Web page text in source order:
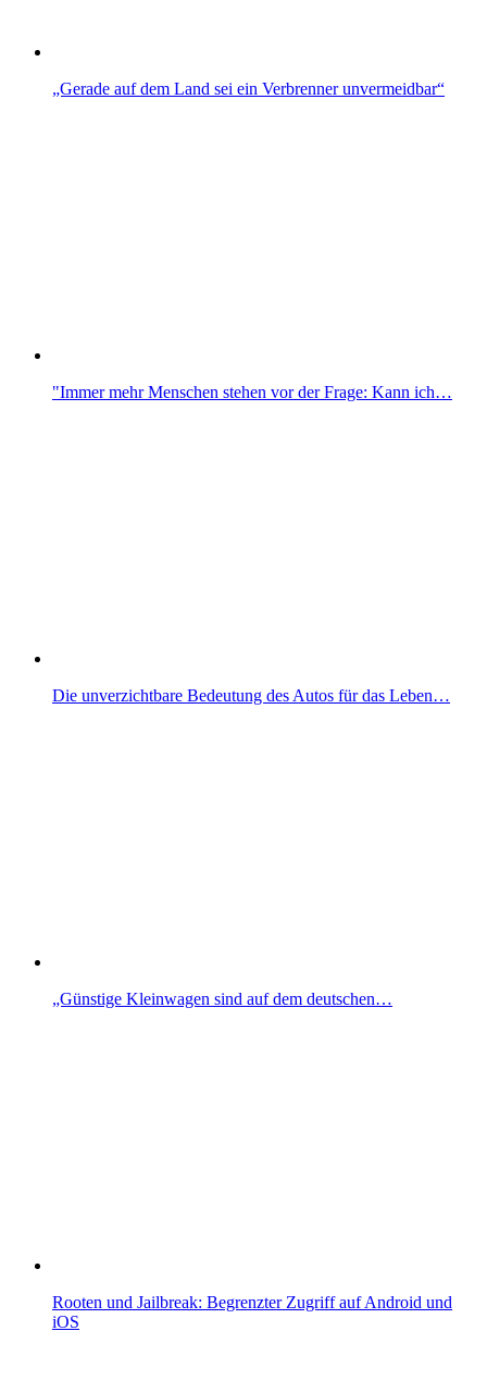
„Gerade auf dem Land sei ein Verbrenner unvermeidbar“
"Immer mehr Menschen stehen vor der Frage: Kann ich…
Die unverzichtbare Bedeutung des Autos für das Leben…
„Günstige Kleinwagen sind auf dem deutschen…
Rooten und Jailbreak: Begrenzter Zugriff auf Android und
iOS